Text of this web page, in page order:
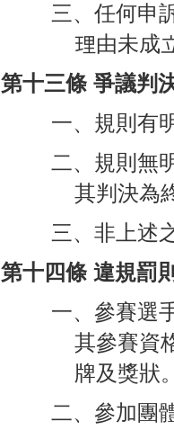
三、任何申
理由未成
第十三條 爭議判
一、規則有
二、規則無
其判決為
三、非上述
第十四條 違規罰
一、參賽選
其參賽資
牌及獎狀
二、參加團